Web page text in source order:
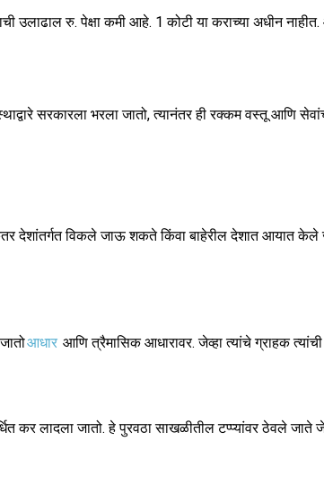
उलाढाल रु. पेक्षा कमी आहे. 1 कोटी या कराच्या अधीन
सरकारला भरला जातो, त्यानंतर ही रक्कम वस्तू आणि
देशांतर्गत विकले जाऊ शकते किंवा बाहेरील देशात आयात
आधार आणि त्रैमासिक आधारावर. जेव्हा त्यांचे ग्राहक
कर लादला जातो. हे पुरवठा साखळीतील टप्प्यांवर ठेवले